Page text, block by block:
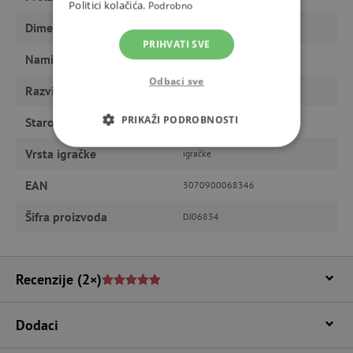
Dimenzije 15 x 11 x 6 cm
Namijenjeno dječaku
Razvija maštu
Starost predškolci, od 6 godina
Vrsta igračke igračke
EAN 3070900068346
Šifra proizvoda DJ06834
Recenzije (2×)
Dodaci
Politici kolačića. Podrobno
PRIHVATI SVE
Odbaci sve
PRIKAŽI PODROBNOSTI
NUŽNO POTREBNI KOLAČIĆI
CILJANOST
Nužno potrebni kolačići
Izvedba